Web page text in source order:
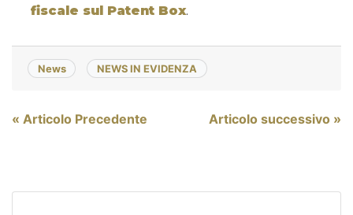
fiscale sul Patent Box.
News NEWS IN EVIDENZA
Navigazione
« Articolo Precedente Articolo successivo »